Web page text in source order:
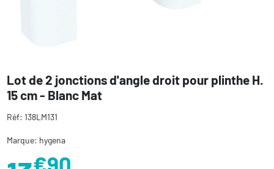
Lot de 2 jonctions d'angle droit pour plinthe H.
15 cm - Blanc Mat
Réf: 138LM131
Marque: hygena